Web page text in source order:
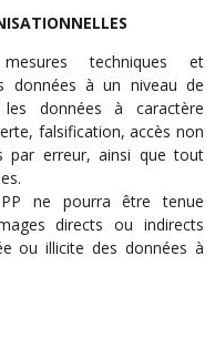
techniques et
données à un niveau de
données à caractère
falsification, accès non
par erreur, ainsi que tout
ne pourra être tenue
directs ou indirects
ou illicite des données à